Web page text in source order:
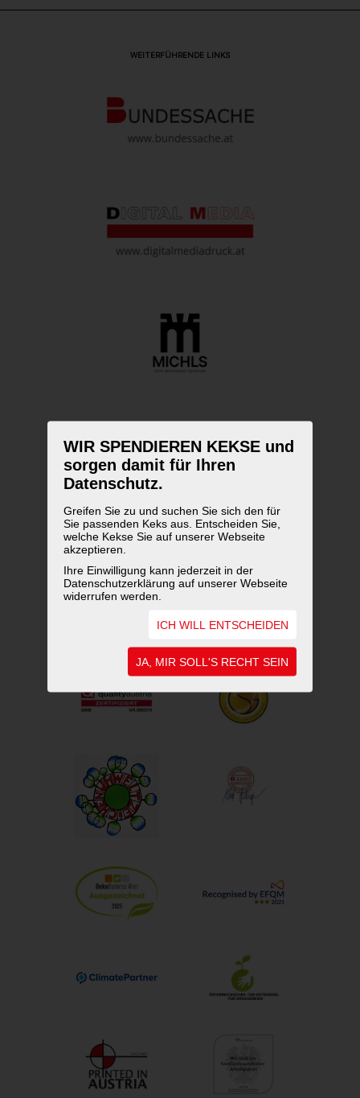
WIR SPENDIEREN KEKSE und
sorgen damit für Ihren
Datenschutz.
Greifen Sie zu und suchen Sie sich den für
Sie passenden Keks aus. Entscheiden Sie,
welche Kekse Sie auf unserer Webseite
akzeptieren.
Ihre Einwilligung kann jederzeit in der
Datenschutzerklärung auf unserer Webseite
widerrufen werden.
ICH WILL ENTSCHEIDEN
JA, MIR SOLL'S RECHT SEIN
WEITERFÜHRENDE LINKS
UNSERE AUSZEICHNUNGEN